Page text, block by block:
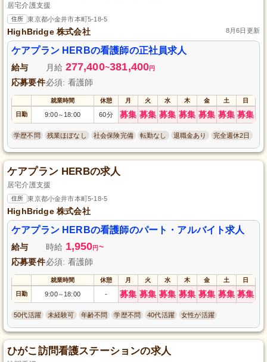
居宅介護支援
住所 東京都小金井市本町5-18-5
HighBridge 株式会社 8月6日更新
ケアプラン HERBの看護師の正社員求人
給与 月給 277,400~381,400円
応募要件必須: 看護師
就業時間 休憩 月 火 水 木 金 土 日
日勤 9:00～ 18:00 60分 募集 募集 募集 募集 募集 募集 募集
学歴不問 残業ほぼなし 社会保険完備 転勤なし 退職金あり 完全週休2日
ケアプラン HERBの求人
居宅介護支援
住所 東京都小金井市本町5-18-5
HighBridge 株式会社
ケアプラン HERBの看護師のパート・アルバイト求人
給与 時給 1,950円 ~
応募要件必須: 看護師
就業時間 休憩 月 火 水 木 金 土 日
日勤 9:00～ 18:00 - 募集 募集 募集 募集 募集 募集 募集
50代活躍 未経験可 年齢不問 学歴不問 40代活躍 女性が活躍
ひがこ訪問看護ステーションの求人